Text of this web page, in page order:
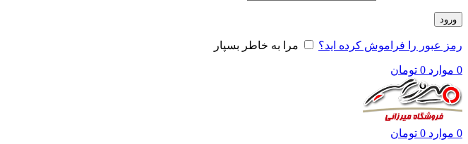
ورود
رمز عبور را فراموش کرده اید؟ مرا به خاطر بسپار
0 موارد 0 تومان
0 موارد 0 تومان